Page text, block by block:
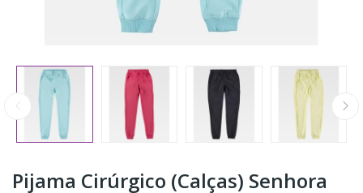
Pijama Cirúrgico (Calças) Senhora